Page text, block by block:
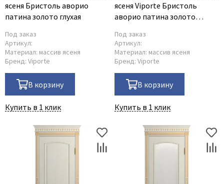
ясеня Бристоль аворио
патина золото глухая
Под заказ
Артикул:
Материал: массив ясеня
Бренд: Viporte
В корзину
Купить в 1 клик
ясеня Viporte Бристоль
аворио патина золото
Под заказ
Артикул:
Материал: массив ясеня
Бренд: Viporte
В корзину
Купить в 1 клик